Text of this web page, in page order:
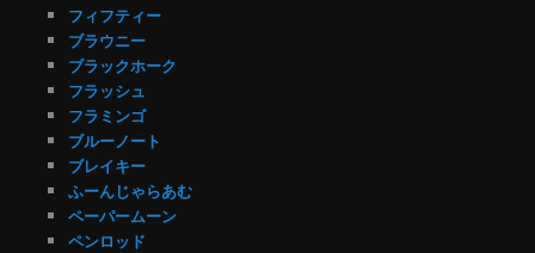
フィフティー
ブラウニー
ブラックホーク
フラッシュ
フラミンゴ
ブルーノート
ブレイキー
ふーんじゃらあむ
ペーパームーン
ペンロッド